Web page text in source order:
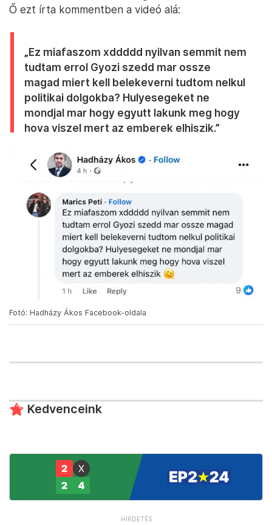
Ő ezt írta kommentben a videó alá:
„Ez miafaszom xddddd nyilvan semmit nem
tudtam errol Gyozi szedd mar ossze
magad miert kell belekeverni tudtom nelkul
politikai dolgokba? Hulyesegeket ne
mondjal mar hogy egyutt lakunk meg hogy
hova viszel mert az emberek elhiszik.”
Fotó: Hadházy Ákos Facebook-oldala
Kedvenceink